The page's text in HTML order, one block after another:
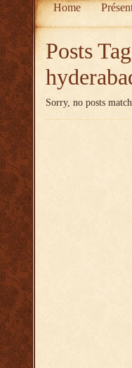
Home
Posts
Sorry, no posts